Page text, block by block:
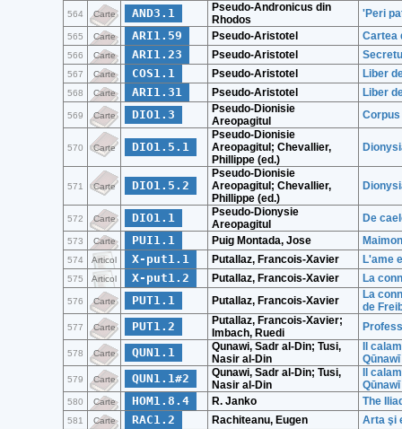
564 Carte AND3.1
Pseudo-Andronicus din
Rhodos
'Peri
565 Carte ARI1.59 Pseudo-Aristotel Cartea
566 Carte ARI1.23 Pseudo-Aristotel
567 Carte COS1.1 Pseudo-Aristotel Liber
568 Carte ARI1.31 Pseudo-Aristotel Liber
569 Carte DIO1.3
Pseudo-Dionisie
Areopagitul
Corpus
570 Carte DIO1.5.1
Pseudo-Dionisie
Areopagitul; Chevallier,
Phillippe (ed.)
571 Carte DIO1.5.2
Pseudo-Dionisie
Areopagitul; Chevallier,
Phillippe (ed.)
572 Carte DIO1.1
Pseudo-Dionysie
Areopagitul
De
573 Carte PUI1.1 Puig Montada, Jose
574 Articol X-put1.1 Putallaz, Francois-Xavier L'ame
575 Articol X-put1.2 Putallaz, Francois-Xavier La
576 Carte PUT1.1 Putallaz, Francois-Xavier
La
de
577 Carte PUT1.2
Putallaz, Francois-Xavier;
Imbach, Ruedi
578 Carte QUN1.1
Qunawi, Sadr al-Din; Tusi,
Nasir al-Din
Il
Qūnawī
579 Carte QUN1.1#2
Qunawi, Sadr al-Din; Tusi,
Nasir al-Din
Il
Qūnawī
580 Carte HOM1.8.4 R. Janko The
581 Carte RAC1.2 Rachiteanu, Eugen Arta şi